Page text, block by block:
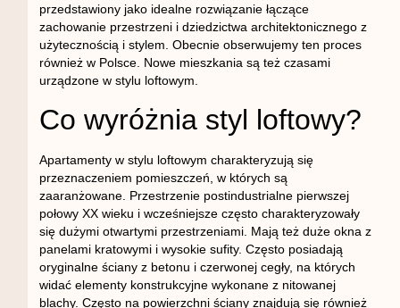
przedstawiony jako idealne rozwiązanie łączące
zachowanie przestrzeni i dziedzictwa architektonicznego z
użytecznością i stylem. Obecnie obserwujemy ten proces
również w Polsce. Nowe mieszkania są też czasami
urządzone w stylu loftowym.
Co wyróżnia styl loftowy?
Apartamenty w stylu loftowym charakteryzują się
przeznaczeniem pomieszczeń, w których są
zaaranżowane. Przestrzenie postindustrialne pierwszej
połowy XX wieku i wcześniejsze często charakteryzowały
się dużymi otwartymi przestrzeniami. Mają też duże okna z
panelami kratowymi i wysokie sufity. Często posiadają
oryginalne ściany z betonu i czerwonej cegły, na których
widać elementy konstrukcyjne wykonane z nitowanej
blachy. Często na powierzchni ściany znajdują się również